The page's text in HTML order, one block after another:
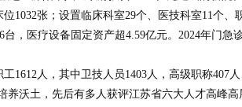
1032张；设置临床科室29个、医技科室11个
，医疗设备固定资产超4.59亿元。2024年门急
1612人，其中卫技人员1403人，高级职称407
养沃土，先后有多人获评江苏省六大人才高峰